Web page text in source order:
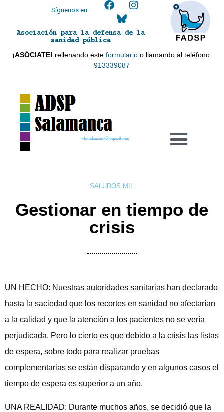
Síguenos en:
Asociación para la defensa de la
sanidad pública
¡ASÓCIATE! rellenando este formularioo llamando al teléfono:
913339087
adspsalamanca21@gmail.com
SALUDOS MIL
Gestionar en tiempo de
crisis
UN HECHO: Nuestras autoridades sanitarias han declarado
hasta la saciedad que los recortes en sanidad no afectarían
a la calidad y que la atención a los pacientes no se vería
perjudicada. Pero lo cierto es que debido a la crisis las listas
de espera, sobre todo para realizar pruebas
complementarias se están disparando y en algunos casos el
tiempo de espera es superior a un año.
UNA REALIDAD: Durante muchos años, se decidió que la